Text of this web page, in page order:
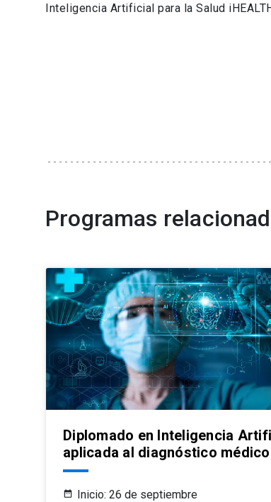
Inteligencia Artificial para la Salud
Programas
Diplomado en Inteligencia
aplicada al diagnóstico médico
Inicio: 26 de septiembre